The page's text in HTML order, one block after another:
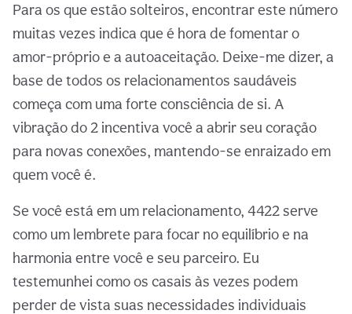
Para os que estão solteiros, encontrar este número
muitas vezes indica que é hora de fomentar o
amor-próprio e a autoaceitação. Deixe-me dizer, a
base de todos os relacionamentos saudáveis
começa com uma forte consciência de si. A
vibração do 2 incentiva você a abrir seu coração
para novas conexões, mantendo-se enraizado em
quem você é.
Se você está em um relacionamento, 4422 serve
como um lembrete para focar no equilíbrio e na
harmonia entre você e seu parceiro. Eu
testemunhei como os casais às vezes podem
perder de vista suas necessidades individuais